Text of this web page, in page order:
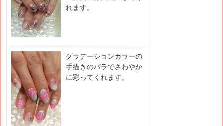
れます。
グラデーションカラーの
手描きのバラでさわやか
に彩ってくれます。